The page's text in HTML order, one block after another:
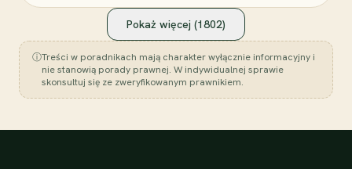
Pokaż więcej (1802)
ⓘTreści w poradnikach mają charakter wyłącznie informacyjny i
nie stanowią porady prawnej. W indywidualnej sprawie
skonsultuj się ze zweryfikowanym prawnikiem.